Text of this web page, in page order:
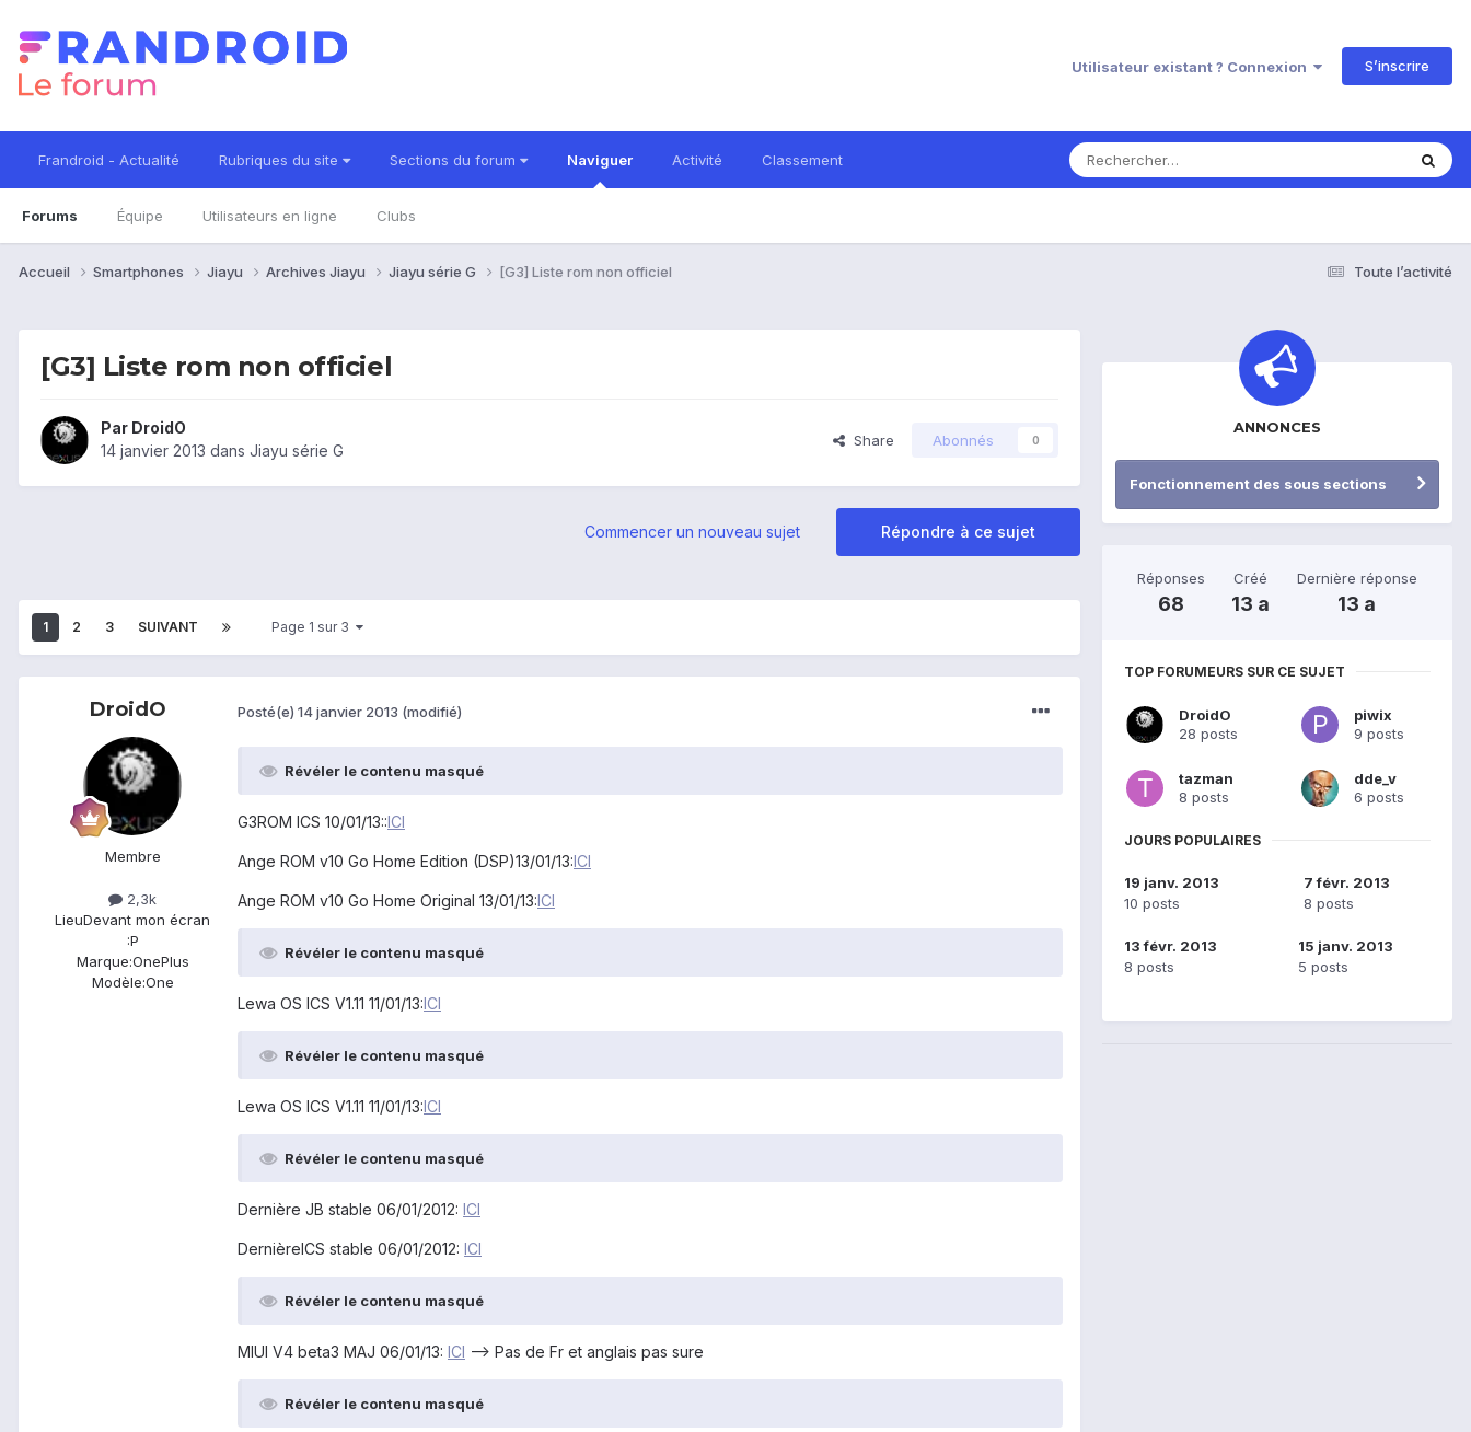
Utilisateur existant ? Connexion S’inscrire
Frandroid - Actualité Rubriques du site Sections du forum Naviguer
Forums Équipe Utilisateurs en ligne Clubs
Activité Classement
Toute l’activité
Accueil Smartphones Jiayu Archives Jiayu Jiayu série G [G3] Liste rom non officiel
[G3] Liste rom non officiel
Par DroidO
14 janvier 2013 dans Jiayu série G
Share Abonnés 0
Répondre à ce sujet
Commencer un nouveau sujet
1 2 3 SUIVANT Page 1 sur 3
DroidO
Membre
2,3k
LieuDevant mon écran
:P
Marque:OnePlus
Modèle:One
Posté(e) 14 janvier 2013 (modifié)
Révéler le contenu masqué
G3ROM ICS 10/01/13::ICI
Ange ROM v10 Go Home Edition (DSP)13/01/13:ICI
Ange ROM v10 Go Home Original 13/01/13:ICI
Révéler le contenu masqué
Lewa OS ICS V1.11 11/01/13:ICI
Révéler le contenu masqué
Lewa OS ICS V1.11 11/01/13:ICI
Révéler le contenu masqué
Dernière JB stable 06/01/2012: ICI
DernièreICS stable 06/01/2012: ICI
Révéler le contenu masqué
MIUI V4 beta3 MAJ 06/01/13: ICI --> Pas de Fr et anglais pas sure
Révéler le contenu masqué
ANNONCES
Fonctionnement des sous sections
Réponses
68
Créé
13 a
Dernière réponse
13 a
TOP FORUMEURS SUR CE SUJET
DroidO
28 posts
piwix
9 posts
tazman
8 posts
dde_v
6 posts
JOURS POPULAIRES
19 janv. 2013
10 posts
7 févr. 2013
8 posts
13 févr. 2013
8 posts
15 janv. 2013
5 posts